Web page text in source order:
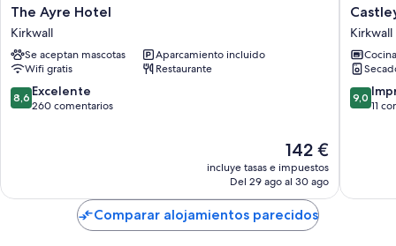
The
Ayre
Hotel
Kirkwall
The Ayre Hotel
Kirkwall
Se aceptan mascotas
Aparcamiento incluido
Wifi gratis
Restaurante
8.6
sobre
8,6 Excelente
260 comentarios
El
precio
actual
de
142 €
142 €
incluye tasas e impuestos
Del 29 ago al 30 ago
12
Kirkwall
Kirkwall
Cocina
9.0
sobre
9,0
11
Comparar alojamientos parecidos